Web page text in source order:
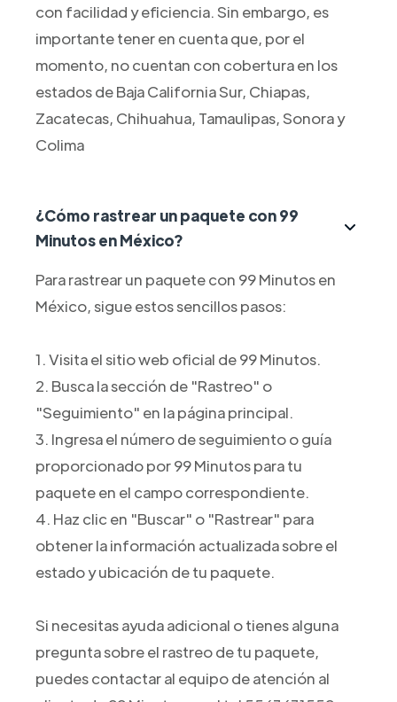
con facilidad y eficiencia. Sin embargo, es
importante tener en cuenta que, por el
momento, no cuentan con cobertura en los
estados de Baja California Sur, Chiapas,
Zacatecas, Chihuahua, Tamaulipas, Sonora y
Colima
¿Cómo rastrear un paquete con 99
Minutos en México?
Para rastrear un paquete con 99 Minutos en
México, sigue estos sencillos pasos:
1. Visita el sitio web oficial de 99 Minutos.
2. Busca la sección de "Rastreo" o
"Seguimiento" en la página principal.
3. Ingresa el número de seguimiento o guía
proporcionado por 99 Minutos para tu
paquete en el campo correspondiente.
4. Haz clic en "Buscar" o "Rastrear" para
obtener la información actualizada sobre el
estado y ubicación de tu paquete.
Si necesitas ayuda adicional o tienes alguna
pregunta sobre el rastreo de tu paquete,
puedes contactar al equipo de atención al